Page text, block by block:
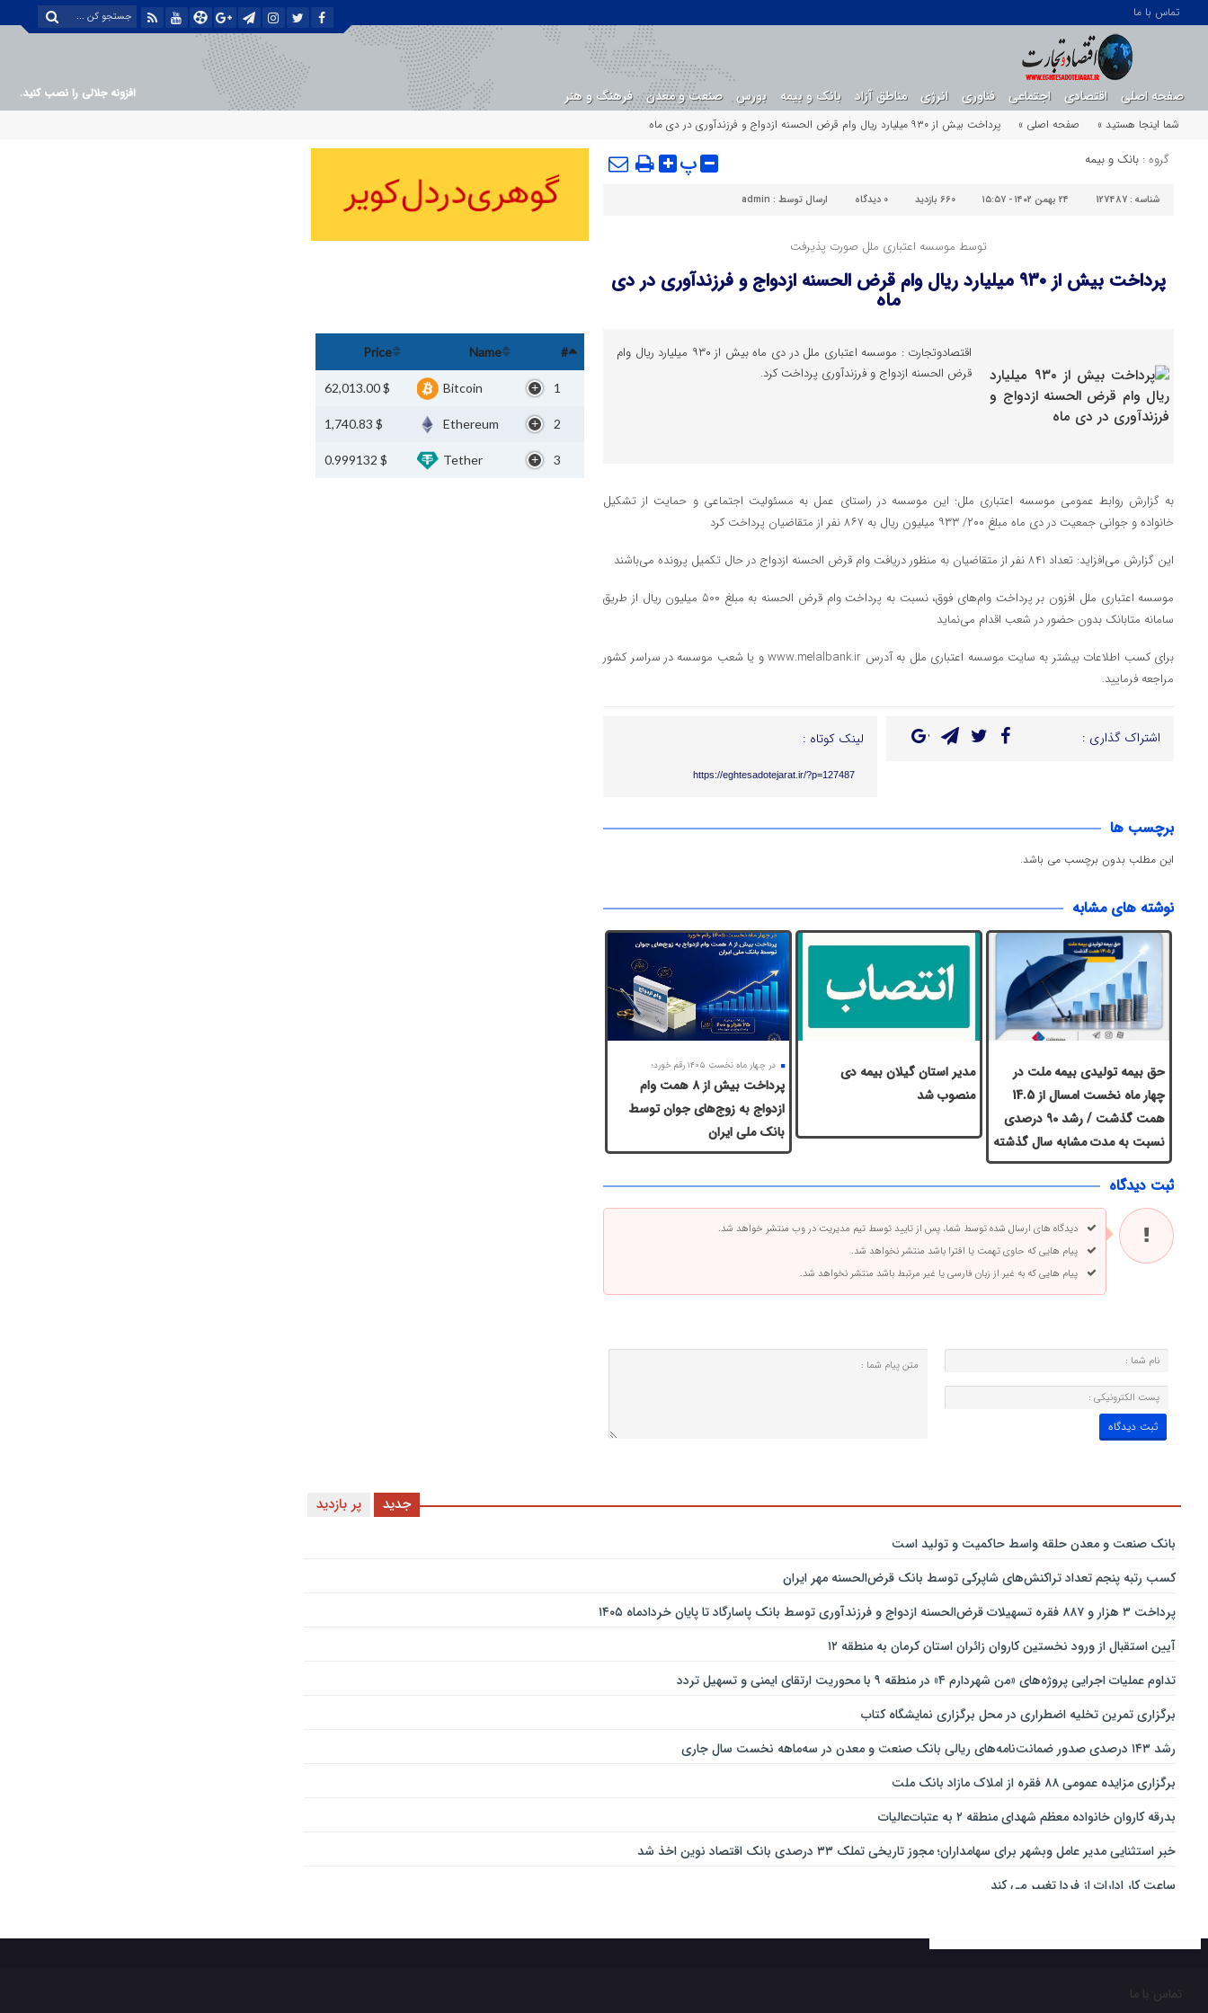
تماس با ما
صفحه اصلی اقتصادی اجتماعی فناوری انرژی مناطق آزاد بانک و بیمه بورس صنعت و معدن فرهنگ و هنر
افزونه جلالی را نصب کنید.
شما اینجا هستید »
صفحه اصلی » پرداخت بیش از ۹۳۰ میلیارد ریال وام قرض الحسنه ازدواج و فرزندآوری در دی ماه
گروه : بانک و بیمه پ
شناسه : 127487 ۲۴ بهمن ۱۴۰۲ - ۱۵:۵۷ 660 بازدید 0 دیدگاه ارسال توسط : admin
توسط موسسه اعتباری ملل صورت پذیرفت
پرداخت بیش از ۹۳۰ میلیارد ریال وام قرض الحسنه ازدواج و فرزندآوری در دی
ماه
اقتصادوتجارت : موسسه اعتباری ملل در دی ماه بیش از ۹۳۰ میلیارد ریال وام
قرض الحسنه ازدواج و فرزندآوری پرداخت کرد.
به گزارش روابط عمومی موسسه اعتباری ملل: این موسسه در راستای عمل به مسئولیت اجتماعی و حمایت از تشکیل
خانواده و جوانی جمعیت در دی ماه مبلغ ۲۰۰/ ۹۳۳ میلیون ریال به ۸۶۷ نفر از متقاضیان پرداخت کرد
این گزارش می‌افزاید: تعداد ۸۴۱ نفر از متقاضیان به منظور دریافت وام قرض الحسنه ازدواج در حال تکمیل پرونده می‌باشند
موسسه اعتباری ملل افزون بر پرداخت وام‌های فوق، نسبت به پرداخت وام قرض الحسنه به مبلغ ۵۰۰ میلیون ریال از طریق
سامانه متابانک بدون حضور در شعب اقدام می‌نماید
برای کسب اطلاعات بیشتر به سایت موسسه اعتباری ملل به آدرس www.melalbank.ir و یا شعب موسسه در سراسر کشور
مراجعه فرمایید.
اشتراک گذاری : لینک کوتاه :
https://eghtesadotejarat.ir/?p=127487
برچسب ها
این مطلب بدون برچسب می باشد.
نوشته های مشابه
حق بیمه تولیدی بیمه ملت در
چهار ماه نخست امسال از 14.5
همت گذشت / رشد 90 درصدی
نسبت به مدت مشابه سال گذشته
مدیر استان گیلان بیمه دی
منصوب شد
در چهار ماه نخست ۱۴۰۵ رقم خورد؛
پرداخت بیش از ۸ همت وام
ازدواج به زوج‌های جوان توسط
بانک ملی ایران
ثبت دیدگاه
دیدگاه های ارسال شده توسط شما، پس از تایید توسط تیم مدیریت در وب منتشر خواهد شد.
پیام هایی که حاوی تهمت یا افترا باشد منتشر نخواهد شد.
پیام هایی که به غیر از زبان فارسی یا غیر مرتبط باشد منتشر نخواهد شد.
#
Name
Price
1
Bitcoin
$ 62,013.00
2
Ethereum
$ 1,740.83
3
Tether
$ 0.999132
پر بازدید جدید
بانك صنعت و معدن حلقه واسط حاكمیت و تولید است
کسب رتبه پنجم تعداد تراکنش‌های شاپرکی توسط بانک قرض‌الحسنه مهر ایران
پرداخت ۳ هزار و ۸۸۷ فقره تسهیلات قرض‌الحسنه ازدواج و فرزندآوری توسط بانک پاسارگاد تا پایان خردادماه ۱۴۰۵
آیین استقبال از ورود نخستین کاروان زائران استان کرمان به منطقه ۱۲
تداوم عملیات اجرایی پروژه‌های «من شهردارم ۴» در منطقه ۹ با محوریت ارتقای ایمنی و تسهیل تردد
برگزاری تمرین تخلیه اضطراری در محل برگزاری نمایشگاه کتاب
رشد ۱۴۳ درصدی صدور ضمانت‌نامه‌های ریالی بانک صنعت و معدن در سه‌ماهه نخست سال جاری
برگزاری مزایده عمومی ۸۸ فقره از املاک مازاد بانک ملت
بدرقه کاروان خانواده معظم شهدای منطقه ۲ به عتبات‌عالیات
خبر استثنایی مدیر عامل وبشهر برای سهامداران؛ مجوز تاریخی تملک ۳۳ درصدی بانک اقتصاد نوین اخذ شد
ساعت کار ادارات از فردا تغییر می کند
خدمات‌دهي مترو به 4 ميليون و 100 هزار نفر مسافر در مناسبت‌هاي ملي و مذهبي
تغییر ساعت کاری شعب بانک کارآفرین در ۱۵ استان
تماس با ما